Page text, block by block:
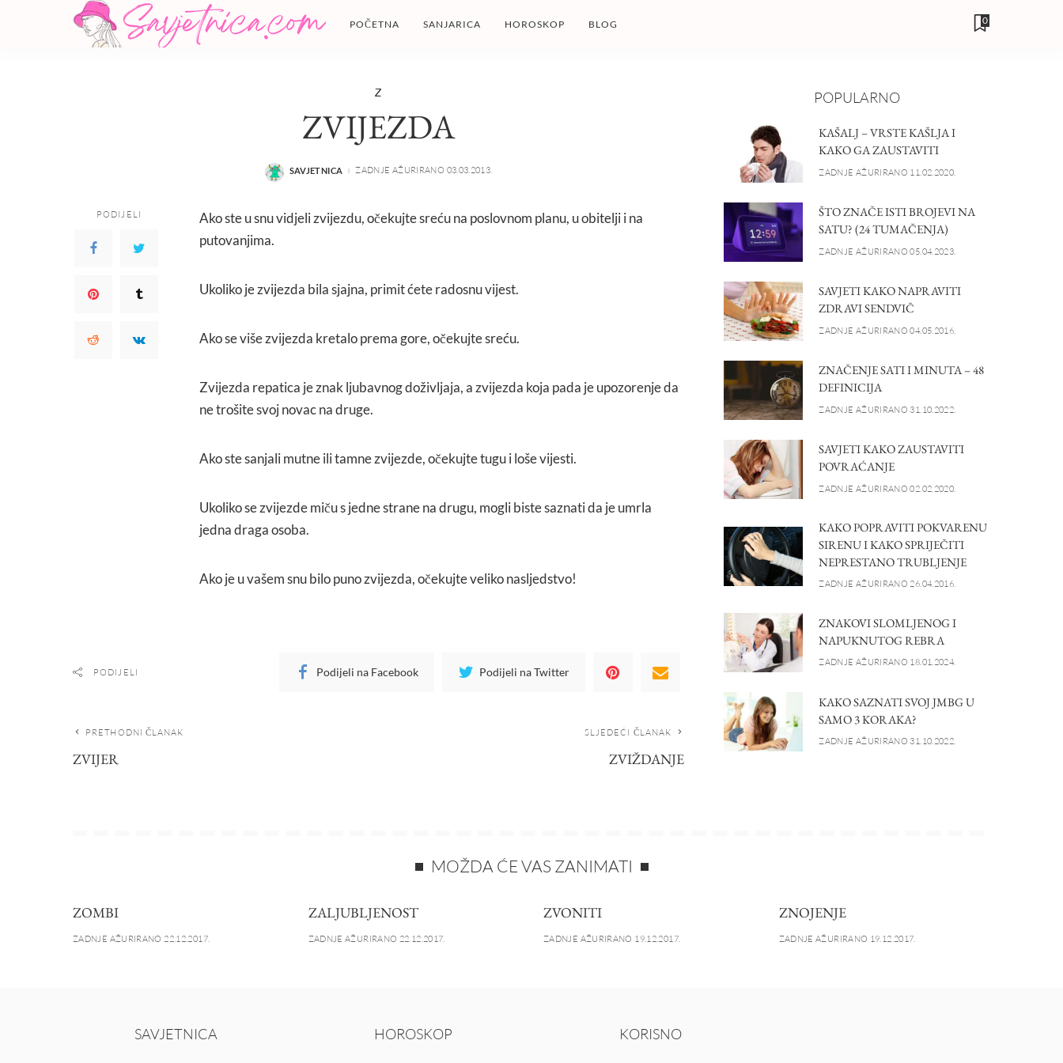
POČETNA SANJARICA HOROSKOP BLOG 0
Z
ZVIJEZDA
POSTED
SAVJETNICA ZADNJE AŽURIRANO 03.03.2013.
PODIJELI
Ako ste u snu vidjeli zvijezdu, očekujte sreću na poslovnom planu, u obitelji i na
putovanjima.
Ukoliko je zvijezda bila sjajna, primit ćete radosnu vijest.
Ako se više zvijezda kretalo prema gore, očekujte sreću.
Zvijezda repatica je znak ljubavnog doživljaja, a zvijezda koja pada je upozorenje da
ne trošite svoj novac na druge.
Ako ste sanjali mutne ili tamne zvijezde, očekujte tugu i loše vijesti.
Ukoliko se zvijezde miču s jedne strane na drugu, mogli biste saznati da je umrla
jedna draga osoba.
Ako je u vašem snu bilo puno zvijezda, očekujte veliko nasljedstvo!
PODIJELI Podijeli na Facebook Podijeli na Twitter
PRETHODNI ČLANAK
ZVIJER
SLJEDEĆI ČLANAK
ZVIŽDANJE
POPULARNO
KAŠALJ – VRSTE KAŠLJA I
KAKO GA ZAUSTAVITI
ZADNJE AŽURIRANO 11.02.2020.
ŠTO ZNAČE ISTI BROJEVI NA
SATU? (24 TUMAČENJA)
ZADNJE AŽURIRANO 05.04.2023.
SAVJETI KAKO NAPRAVITI
ZDRAVI SENDVIČ
ZADNJE AŽURIRANO 04.05.2016.
ZNAČENJE SATI I MINUTA – 48
DEFINICIJA
ZADNJE AŽURIRANO 31.10.2022.
SAVJETI KAKO ZAUSTAVITI
POVRAĆANJE
ZADNJE AŽURIRANO 02.02.2020.
KAKO POPRAVITI POKVARENU
SIRENU I KAKO SPRIJEČITI
NEPRESTANO TRUBLJENJE
ZADNJE AŽURIRANO 26.04.2016.
ZNAKOVI SLOMLJENOG I
NAPUKNUTOG REBRA
ZADNJE AŽURIRANO 18.01.2024.
KAKO SAZNATI SVOJ JMBG U
SAMO 3 KORAKA?
ZADNJE AŽURIRANO 31.10.2022.
MOŽDA ĆE VAS ZANIMATI
ZOMBI
ZADNJE AŽURIRANO 22.12.2017.
ZALJUBLJENOST
ZADNJE AŽURIRANO 22.12.2017.
ZVONITI
ZADNJE AŽURIRANO 19.12.2017.
ZNOJENJE
ZADNJE AŽURIRANO 19.12.2017.
SAVJETNICA HOROSKOP KORISNO